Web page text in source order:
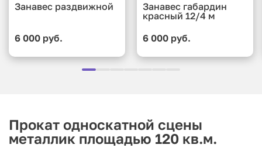
Занавес раздвижной
6 000 руб.
Занавес габардин
красный 12/4 м
6 000 руб.
Прокат односкатной сцены
металлик площадью 120 кв.м.